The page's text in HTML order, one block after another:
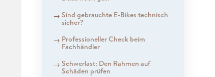
Sind gebrauchte E-Bikes technisch
sicher?
Professioneller Check beim
Fachhändler
Schwerlast: Den Rahmen auf
Schäden prüfen